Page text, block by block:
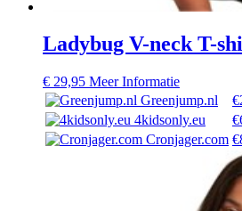
Ladybug V-neck T-
€ 29,95 Meer Informatie
Greenjump.nl
4kidsonly.eu
Cronjager.com